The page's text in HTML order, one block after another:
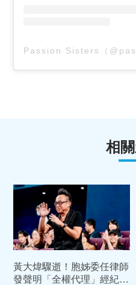
相
黃大煒驟逝！胞姊委任律師
發聲明「全權代理」經紀人